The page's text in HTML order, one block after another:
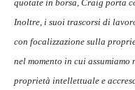
quotate in borsa, Craig porta
Inoltre, i suoi trascorsi di
con focalizzazione sulla
nel momento in cui
proprietà intellettuale e